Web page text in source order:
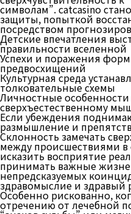
символам”. catcasino
защиты, попыткой
посредством
Детские впечатления
правильности вселенной
Успехи и поражения
предвосхищений
Культурная среда
толковательные схемы
Личностные
сверхъестественному
Если убеждения
размышление и
Склонность замечать
между происшествиями
исказить восприятие
принимать важные
непредсказуемых
здравомыслие и здравый
Особенно рискованно,
отречению от лечебной